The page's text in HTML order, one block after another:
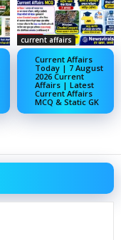
current affairs
Current Affairs
Today | 7 August
2026 Current
Affairs | Latest
Current Affairs
MCQ & Static GK